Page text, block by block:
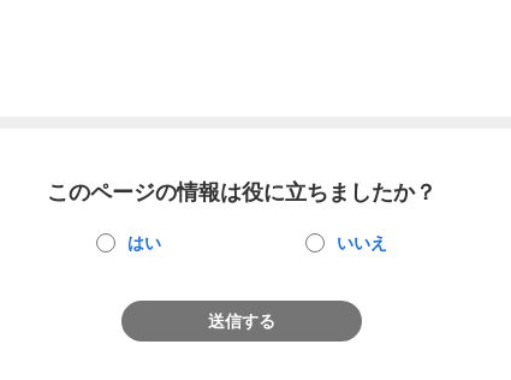
このページの情報は役に立ちましたか？
はい いいえ
送信する